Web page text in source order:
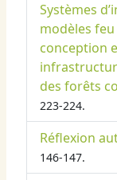
Systèmes
modèles
conception
des forêts
223-224.
Réflexion
146-147.